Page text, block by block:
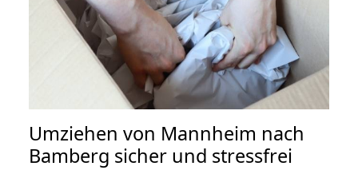
Umziehen von Mannheim nach
Bamberg sicher und stressfrei